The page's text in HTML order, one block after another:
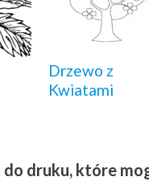
Drzewo z
Kwiatami
druku, które